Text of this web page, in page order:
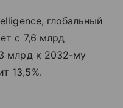
глобальный
с 7,6 млрд
млрд к 2032-му
13,5%.